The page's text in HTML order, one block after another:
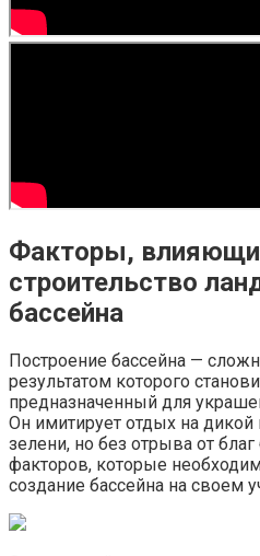
Факторы,
строительство
бассейна
Построение бассейна —
результатом которого
предназначенный для
Он имитирует отдых на
зелени, но без отрыва от
факторов, которые
создание бассейна на своем